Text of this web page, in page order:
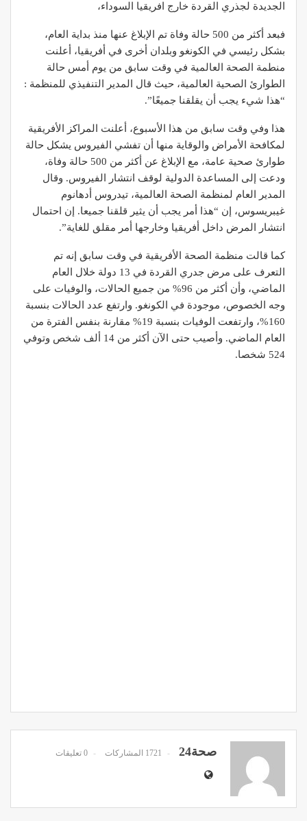
الجديدة لجذري القردة خارج افريقيا السوداء،
فبعد أكثر من 500 حالة وفاة تم الإبلاغ عنها منذ بداية العام،
بشكل رئيسي في الكونغو وبلدان أخرى في أفريقيا، أعلنت
منطمة الصحة العالمية في وقت سابق من يوم أمس حالة
الطوارئ الصحية العالمية، حيث قال المدير التنفيذي للمنظمة :
“هذا شيء يجب أن يقلقنا جميعًا”.
هذا وفي وقت سابق من هذا الأسبوع، أعلنت المراكز الأفريقية
لمكافحة الأمراض والوقاية منها أن تفشي الفيروس يشكل حالة
طوارئ صحية عامة، مع الإبلاغ عن أكثر من 500 حالة وفاة،
ودعت إلى المساعدة الدولية لوقف انتشار الفيروس. وقال
المدير العام لمنظمة الصحة العالمية، تيدروس أدهانوم
غيبريسوس، إن “هذا أمر يجب أن يثير قلقنا جميعا. إن احتمال
انتشار المرض داخل أفريقيا وخارجها أمر مقلق للغاية”.
كما قالت منظمة الصحة الأفريقية في وقت سابق إنه تم
التعرف على مرض جدري القردة في 13 دولة خلال العام
الماضي، وأن أكثر من 96% من جميع الحالات، والوفيات على
وجه الخصوص، موجودة في الكونغو. وارتفع عدد الحالات بنسبة
160%، وارتفعت الوفيات بنسبة 19% مقارنة بنفس الفترة من
العام الماضي. وأصيب حتى الآن أكثر من 14 ألف شخص وتوفي
524 شخصا.
صحة24 1721 المشاركات 0 تعليقات